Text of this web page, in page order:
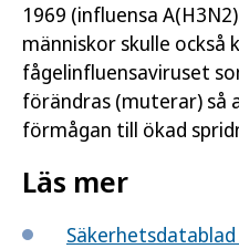
1969 (influensa
människor skulle också
fågelinfluensaviruset
förändras (muterar)
förmågan till ökad
Läs mer